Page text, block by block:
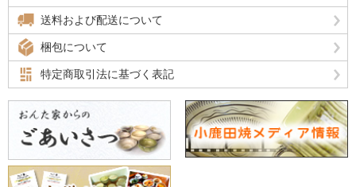
送料および配送について
梱包について
特定商取引法に基づく表記